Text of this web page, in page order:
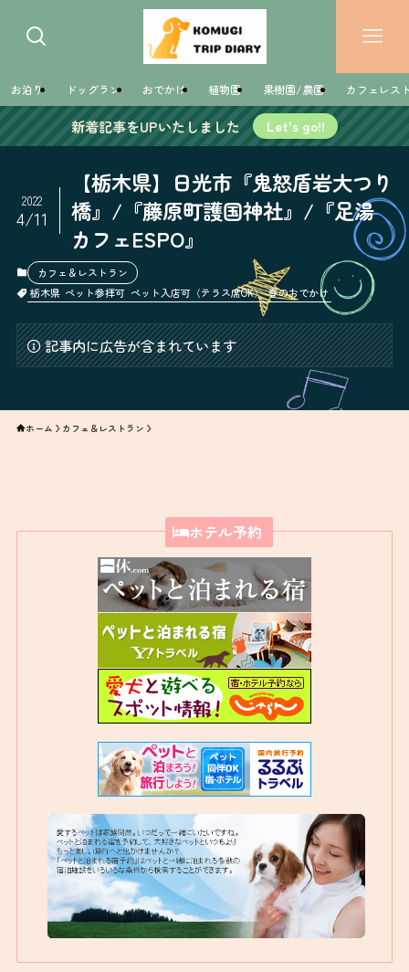
お泊り ドッグラン おでかけ 植物園 果樹園/農園 カフェレス
新着記事をUPいたしました Let's go!!
【栃木県】日光市『鬼怒盾岩大つり
橋』/『藤原町護国神社』/『足湯
カフェESPO』
2022
4/11
カフェ＆レストラン
栃木県 ペット参拝可 ペット入店可（テラス席OK） 春のおでかけ
記事内に広告が含まれています
ホーム カフェ＆レストラン
ホテル予約